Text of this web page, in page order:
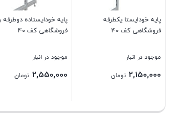
پایه خودایستا یکطرفه
فروشگاهی کف 40
موجود در انبار
2,150,000 تومان
بستن
پایه خودایستاده
فروشگاهی کف 40
موجود در انبار
2,550,000 تومان
بستن